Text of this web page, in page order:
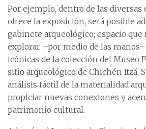
Por ejemplo, dentro de las diversas
ofrece la exposición, será posible
gabinete arqueológico; espacio que
explorar –por medio de las
icónicas de la colección del Museo
sitio arqueológico de Chichén Itzá.
análisis táctil de la materialidad
propiciar nuevas conexiones y
patrimonio cultural.